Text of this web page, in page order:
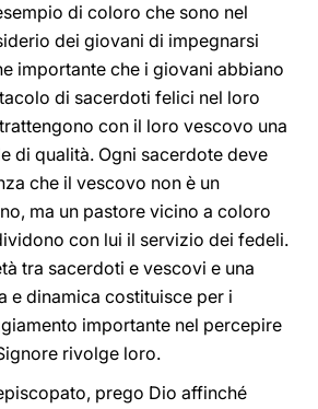
di coloro che sono nel
dei giovani di impegnarsi
importante che i giovani abbiano
di sacerdoti felici nel loro
con il loro vescovo una
di qualità. Ogni sacerdote deve
che il vescovo non è un
ma un pastore vicino a coloro
con lui il servizio dei fedeli.
tra sacerdoti e vescovi e una
e dinamica costituisce per i
importante nel percepire
rivolge loro.
prego Dio affinché